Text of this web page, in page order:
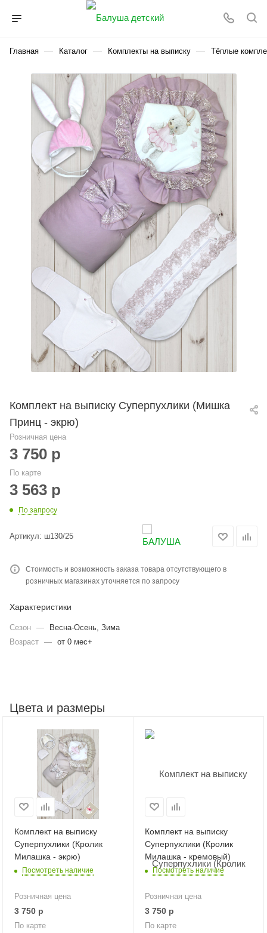
Главная — Каталог — Комплекты на выписку — Тёплые
Комплект на выписку Суперпухлики (Мишка
Принц - экрю)
Розничная цена
3 750 р
По карте
3 563 р
По запросу
Артикул: ш130/25
Стоимость и возможность заказа товара отсутствующего в
розничных магазинах уточняется по запросу
Характеристики
Сезон —
Весна-Осень, Зима
Возраст — от 0 мес+
Цвета и размеры
Комплект на выписку
Суперпухлики (Кролик
Милашка - экрю)
Посмотреть наличие
Розничная цена
3 750 р
По карте
Комплект на выписку
Суперпухлики (Кролик
Милашка - кремовый)
Посмотреть наличие
Розничная цена
3 750 р
По карте